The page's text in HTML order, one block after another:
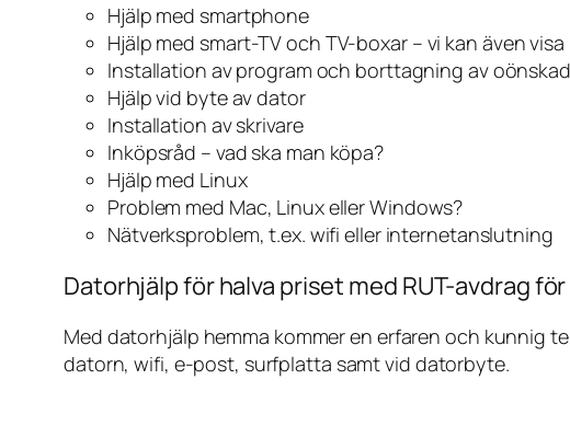
Hjälp med smartphone
Hjälp med smart-TV och TV-boxar – vi kan även
Installation av program och borttagning av
Hjälp vid byte av dator
Installation av skrivare
Inköpsråd – vad ska man köpa?
Hjälp med Linux
Problem med Mac, Linux eller Windows?
Nätverksproblem, t.ex. wifi eller internetanslutning
Datorhjälp för halva priset med RUT-avdrag
Med datorhjälp hemma kommer en erfaren och kunnig
datorn, wifi, e-post, surfplatta samt vid datorbyte.